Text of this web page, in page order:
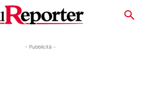
- Pubblicità -